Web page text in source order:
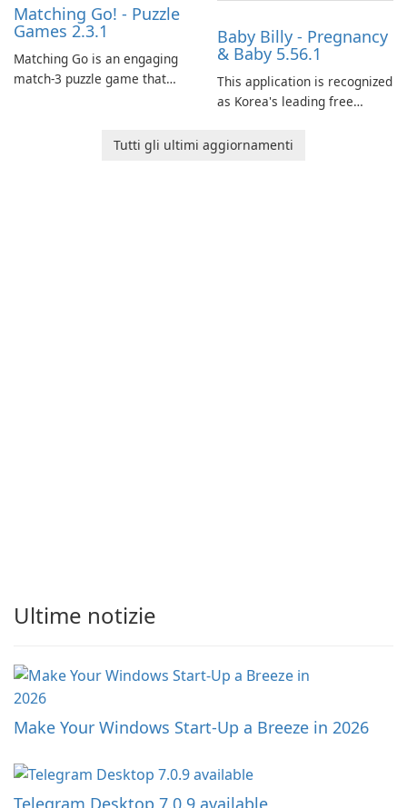
Matching Go! - Puzzle
Games 2.3.1
Matching Go is an engaging
match-3 puzzle game that
Ollie, on an adventurous
journey across diverse
Baby Billy - Pregnancy
& Baby 5.56.1
This application is recognized
as Korea's leading free
baby tracking, offering
Tutti gli ultimi aggiornamenti
Ultime notizie
Make Your Windows Start-Up a Breeze in 2026